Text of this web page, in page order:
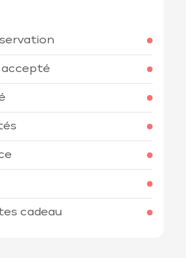
cadeau